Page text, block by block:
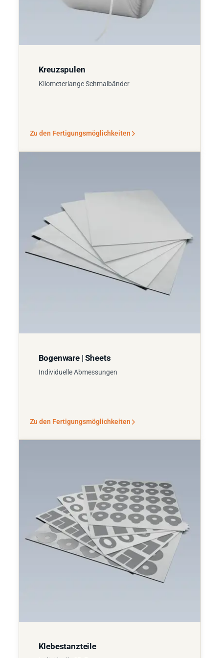
Kreuzspulen
Kilometerlange Schmalbänder
Zu den Fertigungsmöglichkeiten
Bogenware | Sheets
Individuelle Abmessungen
Zu den Fertigungsmöglichkeiten
Klebestanzteile